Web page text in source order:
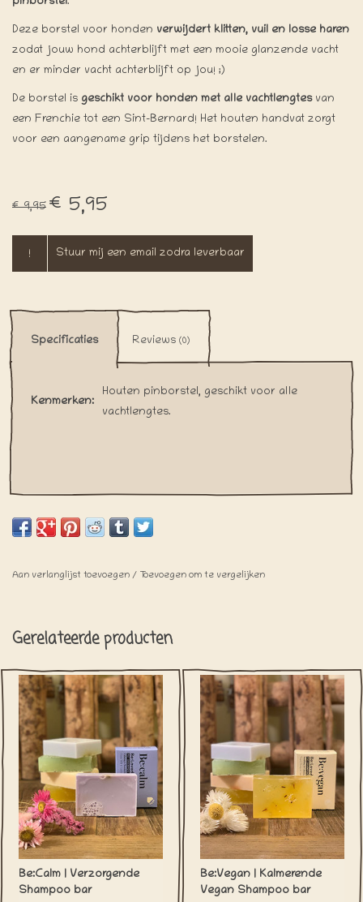
Deze borstel voor honden verwijdert klitten, vuil en losse haren
zodat jouw hond achterblijft met een mooie glanzende vacht
en er minder vacht achterblijft op jou! ;)
De borstel is geschikt voor honden met alle vachtlengtesvan
een Frenchie tot een Sint-Bernard! Het houten handvat zorgt
voor een aangename grip tijdens het borstelen.
€9,95 €5,95
! Stuur mij een email zodra leverbaar
Specificaties Reviews (0)
Kenmerken:
Houten pinborstel, geschikt voor alle
vachtlengtes.
Aan verlanglijst toevoegen / Toevoegen om te vergelijken
Gerelateerde producten
Be:Calm | Verzorgende
Shampoo bar
Be:Vegan | Kalmerende
Vegan Shampoo bar